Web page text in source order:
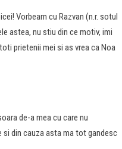
Vorbeam cu Razvan (n.r. sotul
astea, nu stiu din ce motiv, imi
prietenii mei si as vrea ca Noa
de-a mea cu care nu
din cauza asta ma tot gandesc